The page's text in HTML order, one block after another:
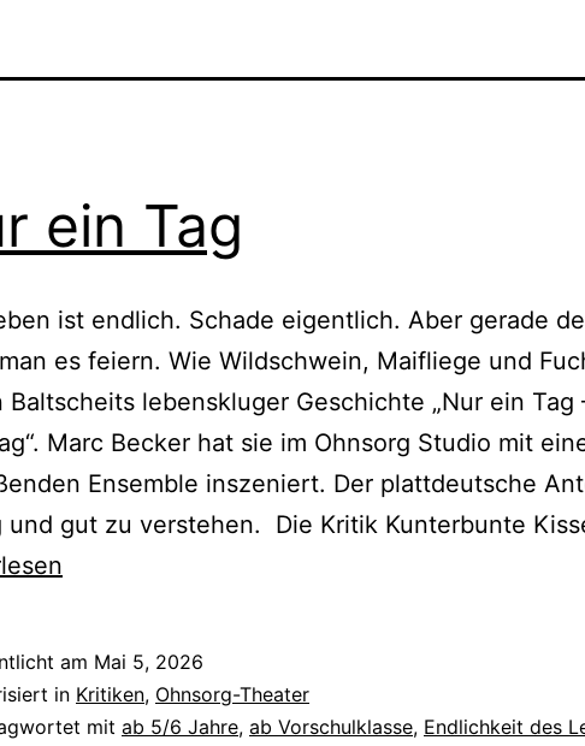
ein Tag
ist endlich. Schade eigentlich. Aber gerade
es feiern. Wie Wildschwein, Maifliege und
Baltscheits lebenskluger Geschichte „Nur ein Tag
Marc Becker hat sie im Ohnsorg Studio mit
Ensemble inszeniert. Der plattdeutsche
und gut zu verstehen. Die Kritik Kunterbunte
am Mai 5, 2026
in Kritiken, Ohnsorg-Theater
mit ab 5/6 Jahre, ab Vorschulklasse, Endlichkeit des